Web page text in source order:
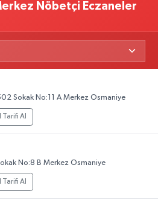
Nöbetçi Eczaneler
Sokak No:11 A Merkez Osmaniye
Tarifi Al
No:8 B Merkez Osmaniye
Tarifi Al